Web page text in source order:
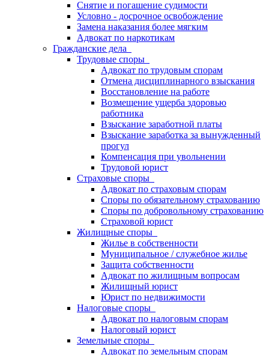
Снятие и погашение судимости
Условно - досрочное освобождение
Замена наказания более мягким
Адвокат по наркотикам
Гражданские дела
Трудовые споры
Адвокат по трудовым спорам
Отмена дисциплинарного взыскания
Восстановление на работе
Возмещение ущерба здоровью
работника
Взыскание заработной платы
Взыскание заработка за вынужденный
прогул
Компенсация при увольнении
Трудовой юрист
Страховые споры
Адвокат по страховым спорам
Споры по обязательному страхованию
Споры по добровольному страхованию
Страховой юрист
Жилищные споры
Жилье в собственности
Муниципальное / служебное жилье
Защита собственности
Адвокат по жилищным вопросам
Жилищный юрист
Юрист по недвижимости
Налоговые споры
Адвокат по налоговым спорам
Налоговый юрист
Земельные споры
Адвокат по земельным спорам